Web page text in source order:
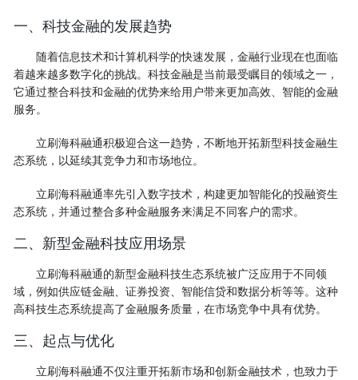
一、科技金融的发展趋势
随着信息技术和计算机科学的快速发展，金融行业现在也面临
着越来越多数字化的挑战。科技金融是当前最受瞩目的领域之一，
它通过整合科技和金融的优势来给用户带来更加高效、智能的金融
服务。
立刷海科融通积极迎合这一趋势，不断地开拓新型科技金融生
态系统，以延续其竞争力和市场地位。
立刷海科融通率先引入数字技术，构建更加智能化的投融资生
态系统，并通过整合多种金融服务来满足不同客户的需求。
二、新型金融科技应用场景
立刷海科融通的新型金融科技生态系统被广泛应用于不同领
域，例如供应链金融、证券投资、智能信贷和数据分析等等。这种
高科技生态系统提高了金融服务质量，在市场竞争中具有优势。
三、起点与优化
立刷海科融通不仅注重开拓新市场和创新金融技术，也致力于